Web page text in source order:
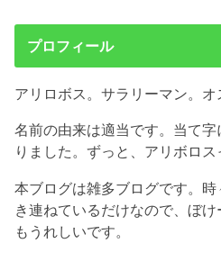
プロフィール
アリロボス。サラリーマン。オ
名前の由来は適当です。当て
りました。ずっと、アリボロス
本ブログは雑多ブログです。
き連ねているだけなので、ぼ
もうれしいです。